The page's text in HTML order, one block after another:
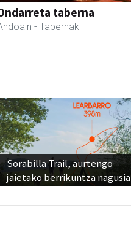
taberna
- Tabernak
Sorabilla Trail, aurtengo
jaietako berrikuntza nagusia